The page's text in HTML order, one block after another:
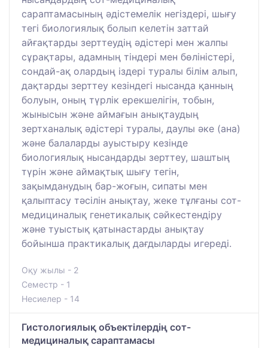
сараптамасының әдістемелік негіздері, шығу
тегі биологиялық болып келетін заттай
айғақтарды зерттеудің әдістері мен жалпы
сұрақтары, адамның тіндері мен бөліністері,
сондай-ақ олардың іздері туралы білім алып,
дақтарды зерттеу кезіндегі нысанда қанның
болуын, оның түрлік ерекшелігін, тобын,
жынысын және аймағын анықтаудың
зертханалық әдістері туралы, даулы әке (ана)
және балаларды ауыстыру кезінде
биологиялық нысандарды зерттеу, шаштың
түрін және аймақтық шығу тегін,
зақымданудың бар-жоғын, сипаты мен
қалыптасу тәсілін анықтау, жеке тұлғаны сот-
медициналық генетикалық сәйкестендіру
және туыстық қатынастарды анықтау
бойынша практикалық дағдыларды игереді.
Оқу жылы - 2
Семестр - 1
Несиелер - 14
Гистологиялық объектілердің сот-
медициналық сараптамасы